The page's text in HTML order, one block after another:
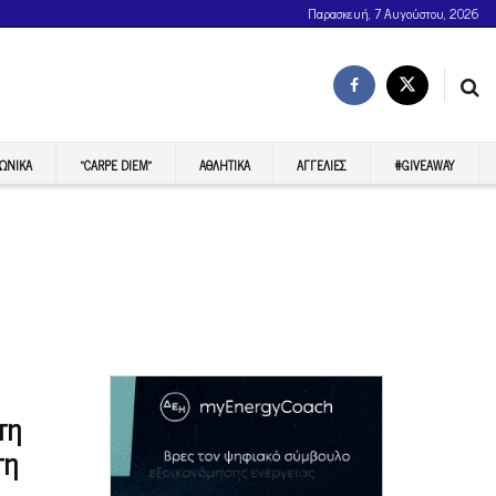
Παρασκευή, 7 Αυγούστου, 2026
“CARPE DIEM” ΑΘΛΗΤΙΚΆ ΑΓΓΕΛΊΕΣ #GIVEAWAY